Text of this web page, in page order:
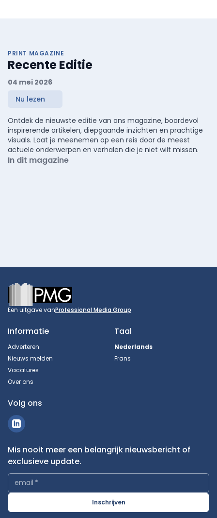
PRINT MAGAZINE
Recente Editie
04 mei 2026
Nu lezen
Ontdek de nieuwste editie van ons magazine, boordevol
inspirerende artikelen, diepgaande inzichten en prachtige
visuals. Laat je meenemen op een reis door de meest
actuele onderwerpen en verhalen die je niet wilt missen.
In dit magazine
Footer
Een uitgave vanProfessional Media Group
Informatie
Adverteren
Nieuws melden
Vacatures
Over ons
Taal
Nederlands
Frans
Volg ons
Mis nooit meer een belangrijk nieuwsbericht of
exclusieve update.
email *
Inschrijven